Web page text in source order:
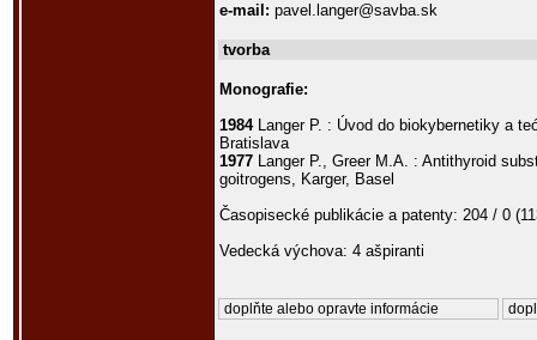
e-mail: pavel.langer@savba.sk
tvorba
Monografie:
1984Langer P. : Úvod do biokybernetiky a
Bratislava
1977 Langer P., Greer M.A. : Antithyroid
goitrogens, Karger, Basel
Časopisecké publikácie a patenty: 204 / 0
Vedecká výchova: 4 ašpiranti
doplňte alebo opravte informácie